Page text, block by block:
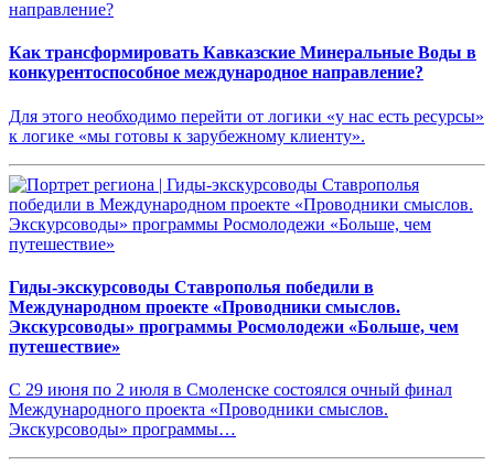
Как трансформировать Кавказские Минеральные Воды в
конкурентоспособное международное направление?
Для этого необходимо перейти от логики «у нас есть ресурсы»
к логике «мы готовы к зарубежному клиенту».
Гиды-экскурсоводы Ставрополья победили в
Международном проекте «Проводники смыслов.
Экскурсоводы» программы Росмолодежи «Больше, чем
путешествие»
С 29 июня по 2 июля в Смоленске состоялся очный финал
Международного проекта «Проводники смыслов.
Экскурсоводы» программы…